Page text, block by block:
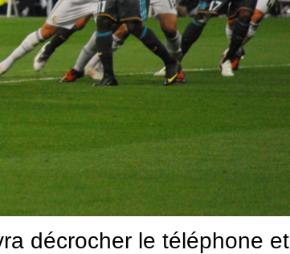
décrocher le téléphone et